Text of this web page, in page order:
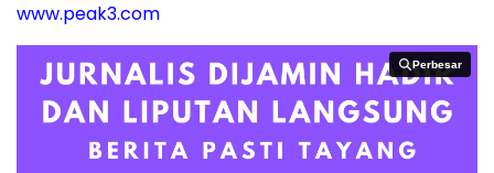
www.peak3.com
Perbesar
Perbesar